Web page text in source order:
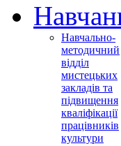
Навчально-
методичний
відділ
мистецьких
закладів та
підвищення
кваліфікації
працівників
культури